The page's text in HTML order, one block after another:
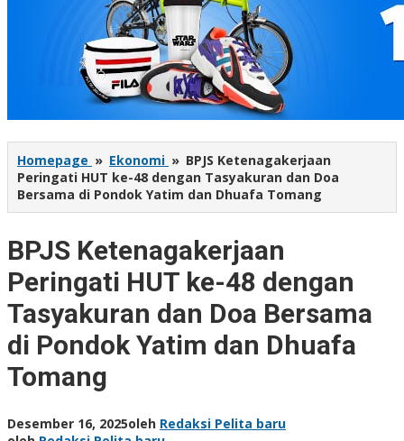
Homepage » Ekonomi » BPJS Ketenagakerjaan
Peringati HUT ke-48 dengan Tasyakuran dan Doa
Bersama di Pondok Yatim dan Dhuafa Tomang
BPJS Ketenagakerjaan
Peringati HUT ke-48 dengan
Tasyakuran dan Doa Bersama
di Pondok Yatim dan Dhuafa
Tomang
Desember 16, 2025oleh Redaksi Pelita baru